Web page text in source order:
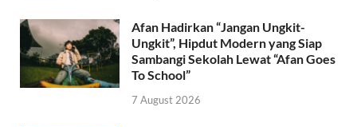
Afan Hadirkan “Jangan Ungkit-
Ungkit”, Hipdut Modern yang Siap
Sambangi Sekolah Lewat “Afan Goes
To School”
7 August 2026